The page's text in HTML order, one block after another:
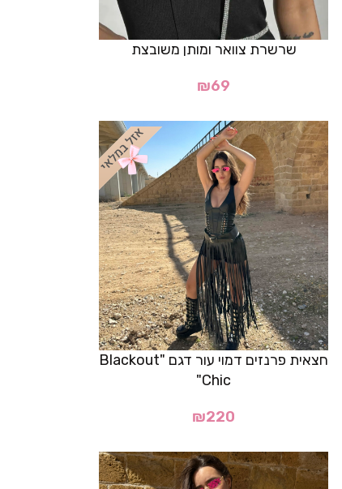
שרשרת צוואר ומותן משובצת
₪69
חצאית פרנזים דמוי עור דגם "Blackout
Chic"
₪220